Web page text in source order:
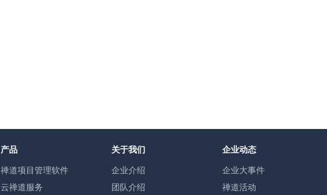
产品
禅道项目管理软件
云禅道服务
关于我们
企业介绍
团队介绍
企业动态
企业大事件
禅道活动